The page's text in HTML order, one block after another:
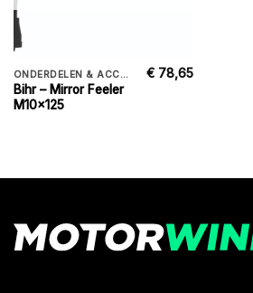
ONDERDELEN & ACCESSORIES
Bihr – Mirror Feeler
M10x125
€ 78,65